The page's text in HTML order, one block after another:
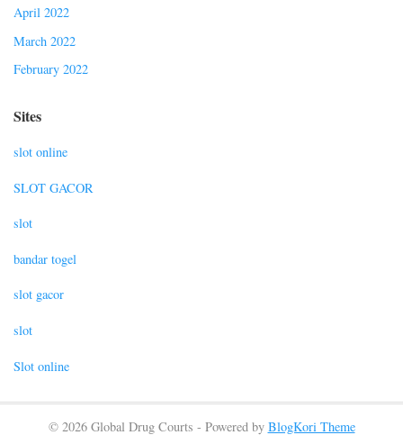
April 2022
March 2022
February 2022
Sites
slot online
SLOT GACOR
slot
bandar togel
slot gacor
slot
Slot online
© 2026 Global Drug Courts - Powered by BlogKori Theme